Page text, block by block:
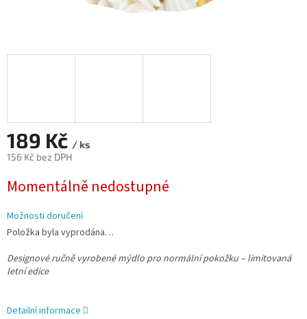
189 Kč / ks
156 Kč bez DPH
cena:
Momentálně nedostupné
Možnosti doručení
Položka byla vyprodána…
Designové ručně vyrobené mýdlo pro normální pokožku – limitovaná
letní edice
Detailní informace